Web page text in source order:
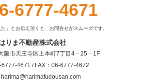
6777-4671
た」とお伝え頂くと、お問合せがスムーズです。
りま不動産株式会社
阪市天王寺区上本町7丁目4－25－1F
4671 / FAX：06-6777-4672
harima@harimafudousan.com